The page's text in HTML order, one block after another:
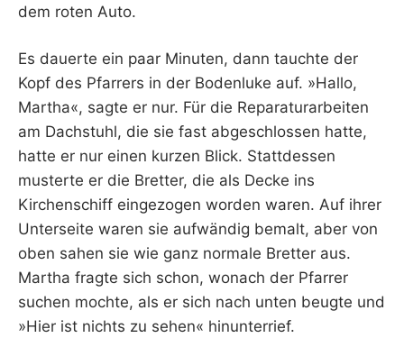
dem roten Auto.
Es dauerte ein paar Minuten, dann tauchte der
Kopf des Pfarrers in der Bodenluke auf. »Hallo,
Martha«, sagte er nur. Für die Reparaturarbeiten
am Dachstuhl, die sie fast abgeschlossen hatte,
hatte er nur einen kurzen Blick. Stattdessen
musterte er die Bretter, die als Decke ins
Kirchenschiff eingezogen worden waren. Auf ihrer
Unterseite waren sie aufwändig bemalt, aber von
oben sahen sie wie ganz normale Bretter aus.
Martha fragte sich schon, wonach der Pfarrer
suchen mochte, als er sich nach unten beugte und
»Hier ist nichts zu sehen« hinunterrief.